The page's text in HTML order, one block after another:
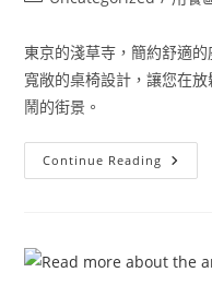
東京的淺草寺，簡約舒適
寬敞的桌椅設計，讓您在
鬧的街景。
Continue Reading